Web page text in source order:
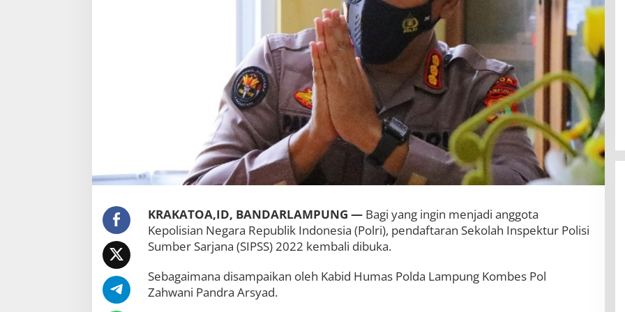
a
r
j
a
a
P
o
l
2
0
KRAKATOA,ID, BANDARLAMPUNG — Bagi yang ingin menjadi anggota
Kepolisian Negara Republik Indonesia (Polri), pendaftaran Sekolah Inspektur Polisi
Sumber Sarjana (SIPSS) 2022 kembali dibuka.
Sebagaimana disampaikan oleh Kabid Humas Polda Lampung Kombes Pol
Zahwani Pandra Arsyad.
BBWS Mesuji Sekampung Pastikan